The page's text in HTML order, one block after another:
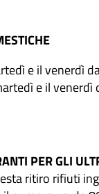
e il venerdì
e il
PER GLI
ritiro rifiuti